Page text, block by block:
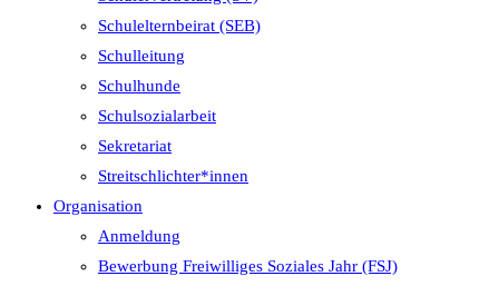
Schulelternbeirat (SEB)
Schulleitung
Schulhunde
Schulsozialarbeit
Sekretariat
Streitschlichter*innen
Organisation
Anmeldung
Bewerbung Freiwilliges Soziales Jahr (FSJ)